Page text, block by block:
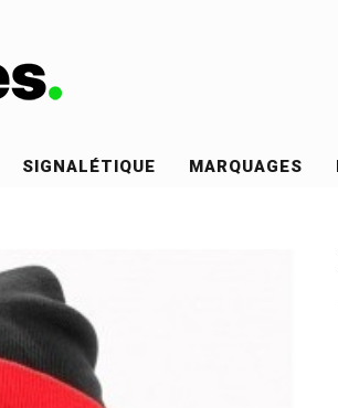
SIGNALÉTIQUE MARQUAGES